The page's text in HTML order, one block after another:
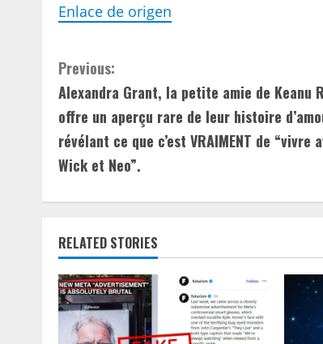
Enlace de origen
C
o
n
t
i
n
u
e
Previous:
Alexandra Grant, la petite amie de Keanu
offre un aperçu rare de leur histoire
révélant ce que c’est VRAIMENT de “vivre
Wick et Neo”.
RELATED STORIES